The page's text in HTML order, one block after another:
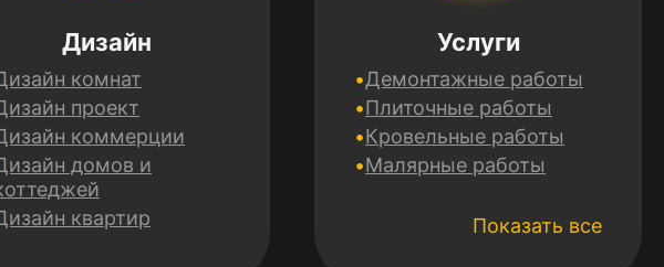
Дизайн
комнат
проект
коммерции
домов и
квартир
Услуги
Демонтажные работы
Плиточные работы
Кровельные работы
Малярные работы
Показать все